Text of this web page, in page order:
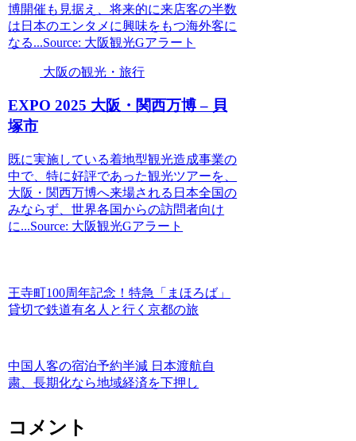
博開催も見据え、将来的に来店客の半数
は日本のエンタメに興味をもつ海外客に
なる...Source: 大阪観光Gアラート
大阪の観光・旅行
EXPO 2025 大阪 ・関西万博 – 貝
塚市
既に実施している着地型観光造成事業の
中で、特に好評であった観光ツアーを、
大阪・関西万博へ来場される日本全国の
みならず、世界各国からの訪問者向け
に...Source: 大阪観光Gアラート
王寺町100周年記念！特急「まほろば」
貸切で鉄道有名人と行く京都の旅
中国人客の宿泊予約半減 日本渡航自
粛、長期化なら地域経済を下押し
コメント